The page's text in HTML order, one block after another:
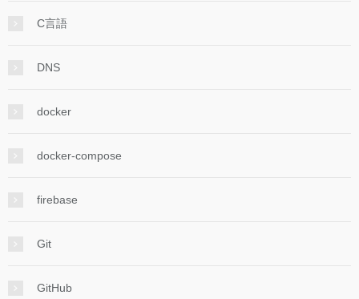
C言語
DNS
docker
docker-compose
firebase
Git
GitHub